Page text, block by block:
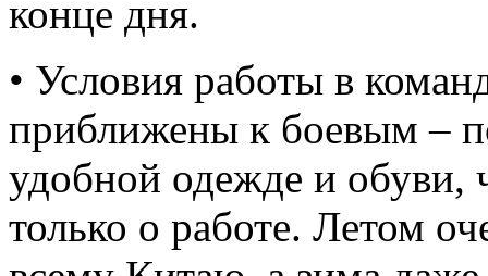
конце дня.
• Условия работы в
приближены к боевым –
удобной одежде и обуви,
только о работе. Летом